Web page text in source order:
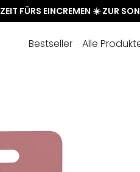
ZEIT FÜRS EINCREMEN ☀️ ZUR
Bestseller Alle